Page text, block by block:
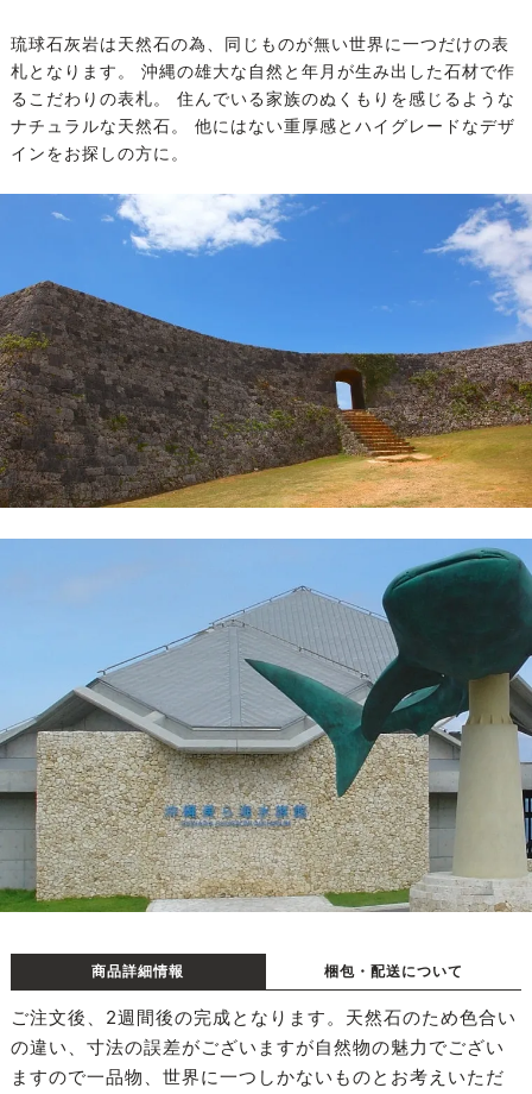
琉球石灰岩は天然石の為、同じものが無い世界に一つだけの表
札となります。 沖縄の雄大な自然と年月が生み出した石材で作
るこだわりの表札。 住んでいる家族のぬくもりを感じるような
ナチュラルな天然石。 他にはない重厚感とハイグレードなデザ
インをお探しの方に。
商品詳細情報 梱包・配送について
ご注文後、2週間後の完成となります。天然石のため色合い
の違い、寸法の誤差がございますが自然物の魅力でござい
ますので一品物、世界に一つしかないものとお考えいただ